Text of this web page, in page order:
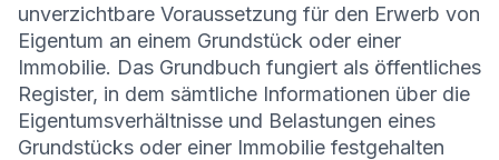
unverzichtbare Voraussetzung für den Erwerb von
Eigentum an einem Grundstück oder einer
Immobilie. Das Grundbuch fungiert als öffentliches
Register, in dem sämtliche Informationen über die
Eigentumsverhältnisse und Belastungen eines
Grundstücks oder einer Immobilie festgehalten